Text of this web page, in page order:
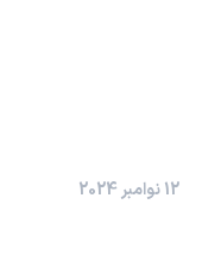
12 نوامبر 2024